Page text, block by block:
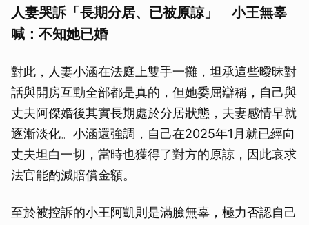
人妻哭訴「長期分居、已被原諒」 小王無辜
喊：不知她已婚
對此，人妻小涵在法庭上雙手一攤，坦承這些曖昧對
話與開房互動全部都是真的，但她委屈辯稱，自己與
丈夫阿傑婚後其實長期處於分居狀態，夫妻感情早就
逐漸淡化。小涵還強調，自己在2025年1月就已經向
丈夫坦白一切，當時也獲得了對方的原諒，因此哀求
法官能酌減賠償金額。
至於被控訴的小王阿凱則是滿臉無辜，極力否認自己